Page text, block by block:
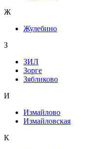
Ж
Жулебино
З
ЗИЛ
Зорге
Зябликово
И
Измайлово
Измайловская
К